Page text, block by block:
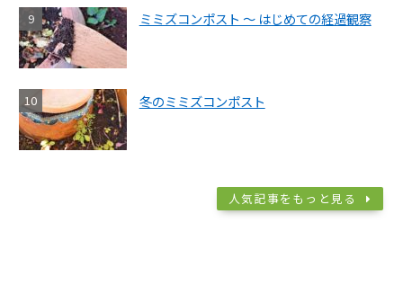
ミミズコンポスト ～ はじめての経過観察
冬のミミズコンポスト
人気記事をもっと見る